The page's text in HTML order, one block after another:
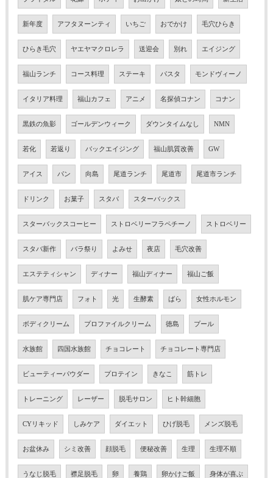
新年度 アフタヌーンティ いちご おでかけ 毛穴ひらき
ひらき毛穴 ヤエヤマクロレラ 送迎会 別れ エイジング
福山ランチ コース料理 ステーキ パスタ モンドヴィーノ
イタリア料理 福山カフェ アニメ 名探偵コナン コナン
黒鉄の魚影 ゴールデンウィーク ダウンタイムなし NMN
若化 若返り バックエイジング 福山肌質改善 GW
アイス パン 向島 尾道ランチ 尾道市 尾道市ランチ
ドリンク お菓子 スタバ スターバックス
スターバックスコーヒー ストロベリーフラペチーノ ストロベリー
スタバ新作 バラ祭り よみせ 夜店 毛穴改善
エステティシャン ディナー 福山ディナー 福山ご飯
肌ケア専門店 フォト 光 生酵素 ばら 女性ホルモン
ボディクリーム プロファイルクリーム 徳島 プール
水族館 四国水族館 チョコレート チョコレート専門店
ビューティーパウダー プロテイン きなこ 筋トレ
トレーニング レーザー 脱毛サロン ヒト幹細胞
CYリキッド しみケア ダイエット ひげ脱毛 メンズ脱毛
お盆休み シミ改善 顔脱毛 便秘改善 生理 生理不順
うなじ脱毛 襟足脱毛 卵 養鶏 卵かけご飯 身体が喜ぶ